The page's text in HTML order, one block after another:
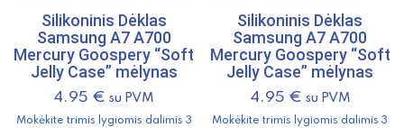
Silikoninis Dėklas
Samsung A7 A700
Mercury Goospery “Soft
Jelly Case” mėlynas
4.95 € su PVM
Mokėkite trimis lygiomis dalimis 3
Silikoninis Dėklas
Samsung A7 A700
Mercury Goospery “Soft
Jelly Case” mėlynas
4.95 € su PVM
Mokėkite trimis lygiomis dalimis 3